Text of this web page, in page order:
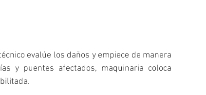
evalúe los daños y empiece de manera
y puentes afectados, maquinaria coloca